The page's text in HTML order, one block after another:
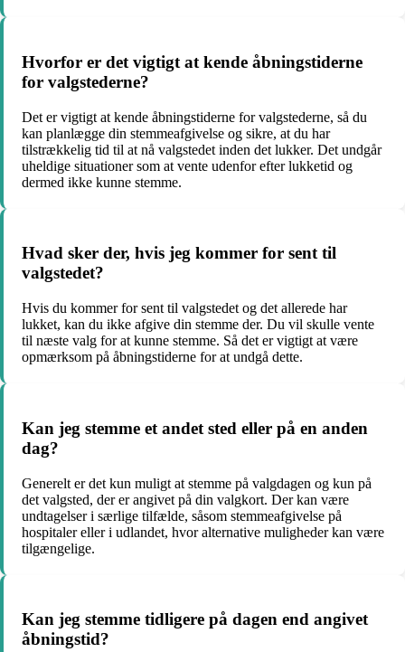
Hvorfor er det vigtigt at kende åbningstiderne
for valgstederne?
Det er vigtigt at kende åbningstiderne for valgstederne, så du
kan planlægge din stemmeafgivelse og sikre, at du har
tilstrækkelig tid til at nå valgstedet inden det lukker. Det undgår
uheldige situationer som at vente udenfor efter lukketid og
dermed ikke kunne stemme.
Hvad sker der, hvis jeg kommer for sent til
valgstedet?
Hvis du kommer for sent til valgstedet og det allerede har
lukket, kan du ikke afgive din stemme der. Du vil skulle vente
til næste valg for at kunne stemme. Så det er vigtigt at være
opmærksom på åbningstiderne for at undgå dette.
Kan jeg stemme et andet sted eller på en anden
dag?
Generelt er det kun muligt at stemme på valgdagen og kun på
det valgsted, der er angivet på din valgkort. Der kan være
undtagelser i særlige tilfælde, såsom stemmeafgivelse på
hospitaler eller i udlandet, hvor alternative muligheder kan være
tilgængelige.
Kan jeg stemme tidligere på dagen end angivet
åbningstid?